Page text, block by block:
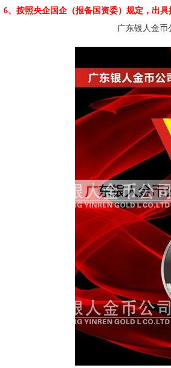
6、按照央企国企（报备国资委）规定，出
广东银人金